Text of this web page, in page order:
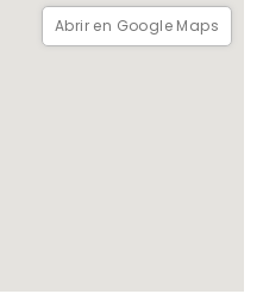
Abrir en Google Maps